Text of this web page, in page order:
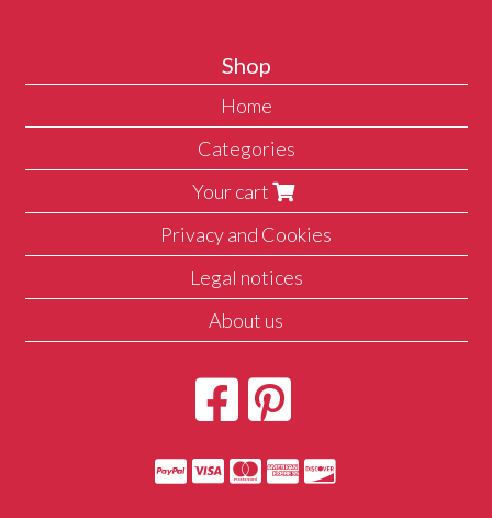
Shop
Home
Categories
Your cart
Privacy and Cookies
Legal notices
About us